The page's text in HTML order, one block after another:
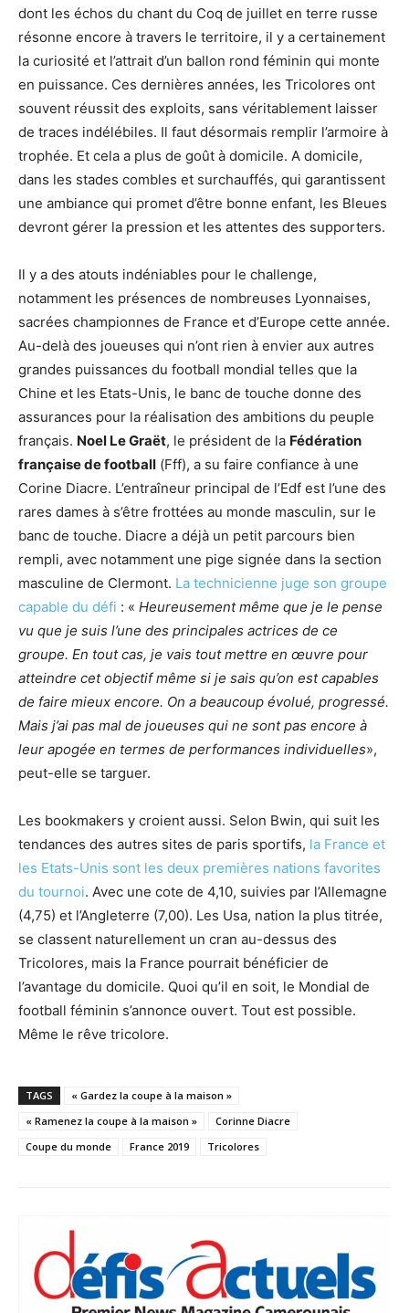
dont les échos du chant du Coq de juillet en terre russe
résonne encore à travers le territoire, il y a certainement
la curiosité et l’attrait d’un ballon rond féminin qui monte
en puissance. Ces dernières années, les Tricolores ont
souvent réussit des exploits, sans véritablement laisser
de traces indélébiles. Il faut désormais remplir l’armoire à
trophée. Et cela a plus de goût à domicile. A domicile,
dans les stades combles et surchauffés, qui garantissent
une ambiance qui promet d’être bonne enfant, les Bleues
devront gérer la pression et les attentes des supporters.
Il y a des atouts indéniables pour le challenge,
notamment les présences de nombreuses Lyonnaises,
sacrées championnes de France et d’Europe cette année.
Au-delà des joueuses qui n’ont rien à envier aux autres
grandes puissances du football mondial telles que la
Chine et les Etats-Unis, le banc de touche donne des
assurances pour la réalisation des ambitions du peuple
français. Noel Le Graët, le président de la Fédération
française de football (Fff), a su faire confiance à une
Corine Diacre. L’entraîneur principal de l’Edf est l’une des
rares dames à s’être frottées au monde masculin, sur le
banc de touche. Diacre a déjà un petit parcours bien
rempli, avec notamment une pige signée dans la section
masculine de Clermont. La technicienne juge son groupe
capable du défi : « Heureusement même que je le pense
vu que je suis l’une des principales actrices de ce
groupe. En tout cas, je vais tout mettre en œuvre pour
atteindre cet objectif même si je sais qu’on est capables
de faire mieux encore. On a beaucoup évolué, progressé.
Mais j’ai pas mal de joueuses qui ne sont pas encore à
leur apogée en termes de performances individuelles»,
peut-elle se targuer.
Les bookmakers y croient aussi. Selon Bwin, qui suit les
tendances des autres sites de paris sportifs, la France et
les Etats-Unis sont les deux premières nations favorites
du tournoi. Avec une cote de 4,10, suivies par l’Allemagne
(4,75) et l’Angleterre (7,00). Les Usa, nation la plus titrée,
se classent naturellement un cran au-dessus des
Tricolores, mais la France pourrait bénéficier de
l’avantage du domicile. Quoi qu’il en soit, le Mondial de
football féminin s’annonce ouvert. Tout est possible.
Même le rêve tricolore.
TAGS
« Gardez la coupe à la maison »
« Ramenez la coupe à la maison »
Corinne Diacre
Coupe du monde
France 2019 Tricolores